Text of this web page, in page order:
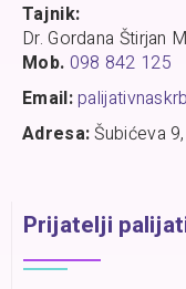
Tajnik:
Dr. Gordana Štirjan
Mob. 098 842 125
Email:
Adresa:Šubićeva
Prijatelji